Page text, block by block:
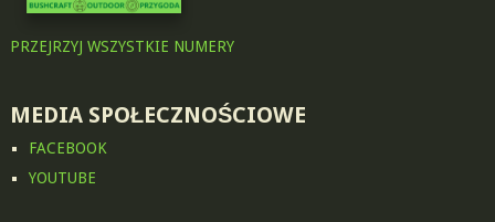
PRZEJRZYJ WSZYSTKIE NUMERY
MEDIA SPOŁECZNOŚCIOWE
FACEBOOK
YOUTUBE